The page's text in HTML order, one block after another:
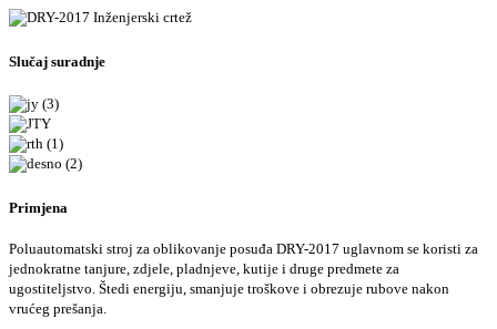
Slučaj suradnje
Primjena
Poluautomatski stroj za oblikovanje posuđa DRY-2017 uglavnom se koristi za
jednokratne tanjure, zdjele, pladnjeve, kutije i druge predmete za
ugostiteljstvo. Štedi energiju, smanjuje troškove i obrezuje rubove nakon
vrućeg prešanja.